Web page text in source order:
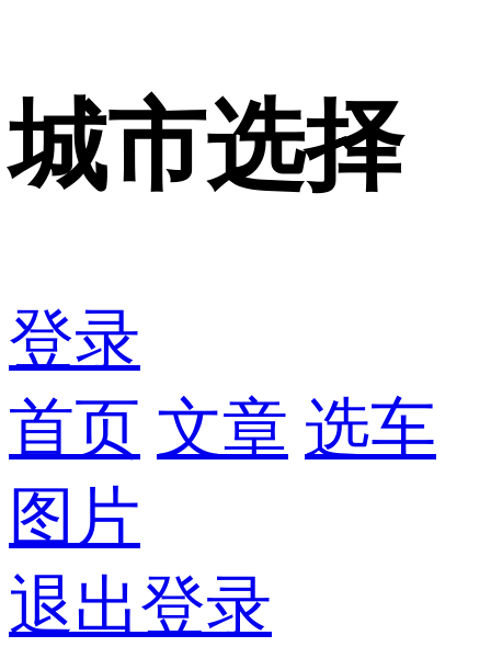
城市选择
登录
首页 文章 选车
图片
退出登录